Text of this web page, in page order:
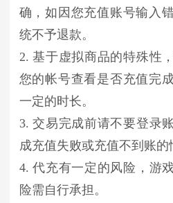
确，如因您充值账号输入
统不予退款。
2. 基于虚拟商品的特殊性
您的帐号查看是否充值完
一定的时长。
3. 交易完成前请不要登录
成充值失败或充值不到账的
4. 代充有一定的风险，游
险需自行承担。